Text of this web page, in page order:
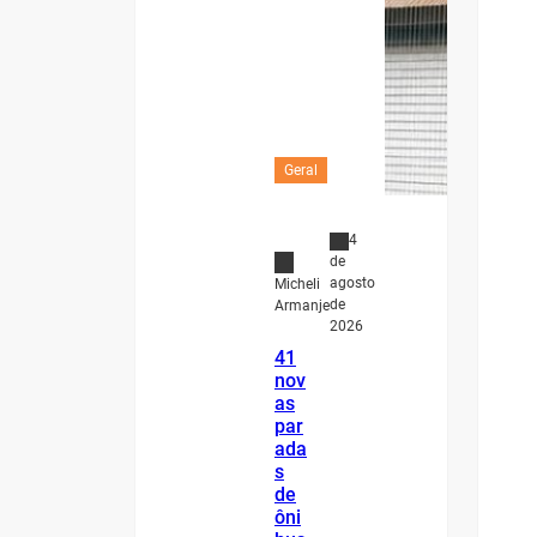
Geral
Micheli
Armanje
4
de
agosto
de
2026
41
nov
as
par
ada
s
de
ôni